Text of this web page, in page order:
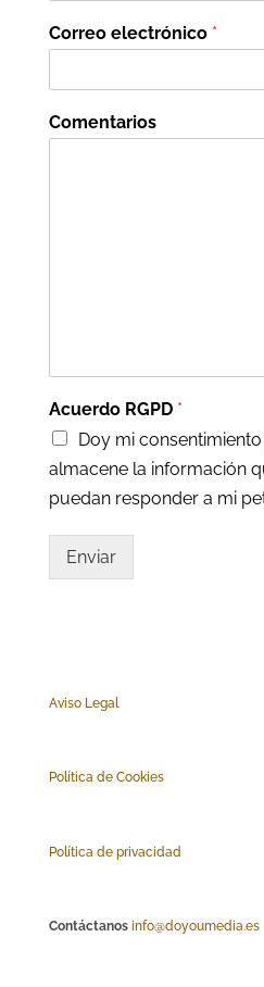
Correo electrónico *
Comentarios
Acuerdo RGPD *
Doy mi
almacene la información
puedan responder a mi
Enviar
Aviso Legal
Política de Cookies
Política de privacidad
Contáctanos info@doyoumedia.es